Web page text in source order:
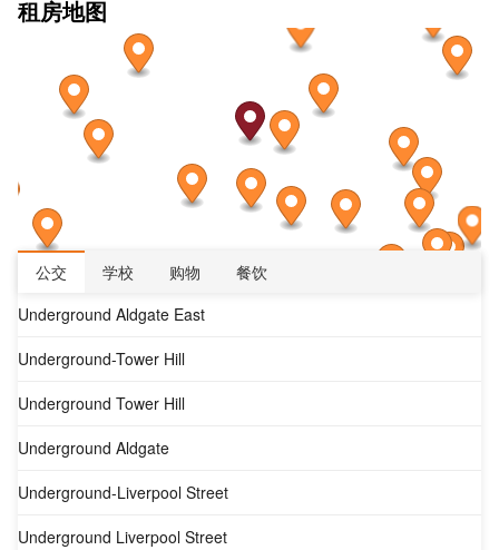
租房地图
公交 学校 购物
餐饮
Underground Aldgate East
Underground-Tower Hill
Underground Tower Hill
Underground Aldgate
Underground-Liverpool Street
Underground Liverpool Street